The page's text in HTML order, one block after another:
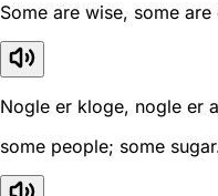
Some are wise, some are
Nogle er kloge, nogle er
some people; some